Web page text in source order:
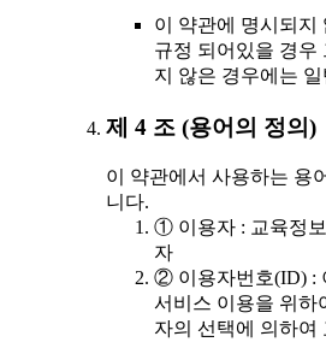
이 약관에 명시되지
규정 되어있을 경우
지 않은 경우에는
제 4 조 (용어의 정의)
이 약관에서 사용하는 용
니다.
① 이용자 : 교육정
자
② 이용자번호(ID) :
서비스 이용을 위하
자의 선택에 의하여